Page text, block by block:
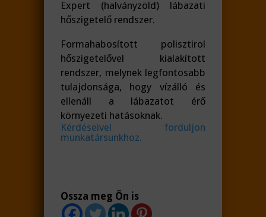
Expert (halványzöld) lábazati
hőszigetelő rendszer.
Formahabosított polisztirol
hőszigetelővel kialakított
rendszer, melynek legfontosabb
tulajdonsága, hogy vízálló és
ellenáll a lábazatot érő
környezeti hatásoknak.
Kérdéseivel forduljon
munkatársunkhoz.
Ossza meg Ön is